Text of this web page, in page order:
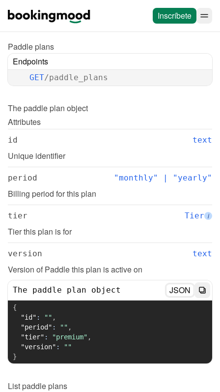
Inscríbete
Paddle plans
Endpoints
GET/paddle_plans
The paddle plan object
Attributes
id text
Unique identifier
period "monthly" | "yearly"
Billing period for this plan
tier Tier i
Tier this plan is for
version text
Version of Paddle this plan is active on
The paddle plan object JSON
{
"id" : "" ,
"period" : "" ,
"tier" : "premium" ,
"version" :
""
}
List paddle plans